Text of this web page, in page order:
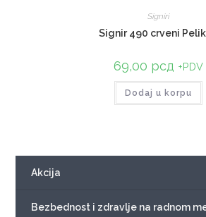
Signiri
Signir 490 crveni
69,00 рсд +PDV
Dodaj u korpu
Akcija
Bezbednost i zdravlje na radnom